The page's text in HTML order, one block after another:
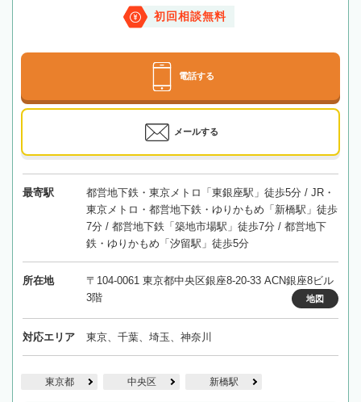
初回相談無料
電話する
メールする
最寄駅
都営地下鉄・東京メトロ「東銀座駅」徒歩5分 / JR・
東京メトロ・都営地下鉄・ゆりかもめ「新橋駅」徒歩
7分 / 都営地下鉄「築地市場駅」徒歩7分 / 都営地下
鉄・ゆりかもめ「汐留駅」徒歩5分
所在地
〒104-0061 東京都中央区銀座8-20-33 ACN銀座8ビル
3階
地図
対応エリア 東京、千葉、埼玉、神奈川
東京都 中央区 新橋駅